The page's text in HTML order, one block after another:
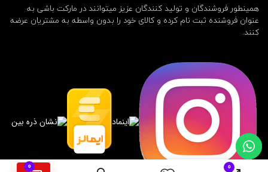
0
0
همینطور فروشندگان و تولید کنندگان عزیز میتوانند در مارکت باشی به
عنوان فروشنده ثبت نام کرده و کالای خود را بدون واسطه به مشتریان عرضه
کنند.